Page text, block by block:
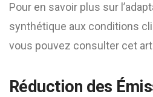
Pour en savoir plus sur
synthétique aux conditions
vous pouvez consulter cet
Réduction des